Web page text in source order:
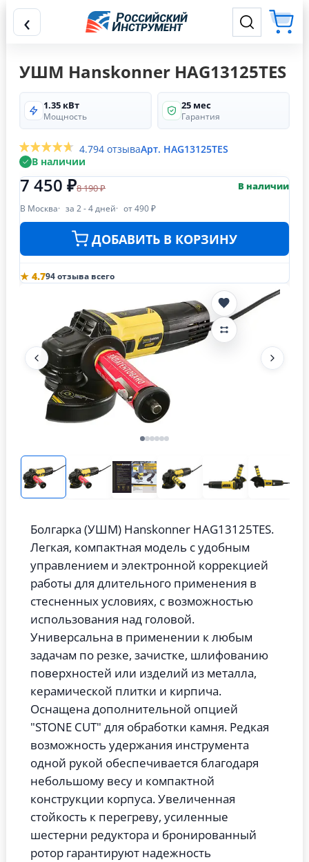
‹
УШМ Hanskonner HAG13125TES
1.35 кВт
Мощность
25 мес
Гарантия
4.794 отзываАрт. HAG13125TES
В наличии
7 450 ₽8 190 ₽ В наличии
В Москва за 2 - 4 дней от 490 ₽
ДОБАВИТЬ В КОРЗИНУ
★ 4.794 отзыва всего
Болгарка (УШМ) Hanskonner HAG13125TES.
Легкая, компактная модель с удобным
управлением и электронной коррекцией
работы для длительного применения в
стесненных условиях, с возможностью
использования над головой.
Универсальна в применении к любым
задачам по резке, зачистке, шлифованию
поверхностей или изделий из металла,
керамической плитки и кирпича.
Оснащена дополнительной опцией
"STONE CUT" для обработки камня. Редкая
возможность удержания инструмента
одной рукой обеспечивается благодаря
небольшому весу и компактной
конструкции корпуса.Увеличенная
стойкость к перегреву, усиленные
шестерни редуктора и бронированный
ротор гарантируют надежность